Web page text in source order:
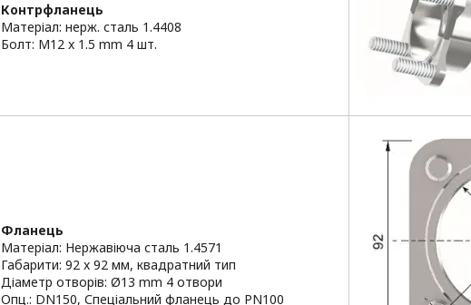
Контрфланець
Матеріал: нерж. сталь 1.4408
Болт: M12 x 1.5 mm 4 шт.
Фланець
Матеріал: Нержавіюча сталь 1.4571
Габарити: 92 x 92 мм, квадратний тип
Діаметр отворів: Ø13 mm 4 отвори
Опц.: DN150, Спеціальний фланець до PN100